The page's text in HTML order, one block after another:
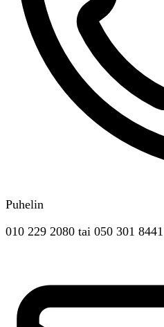
Puhelin
010 229 2080 tai 050 301 8441